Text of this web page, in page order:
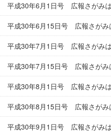
平成30年6月1日号 広報さがみは
平成30年6月15日号 広報さがみ
平成30年7月1日号 広報さがみは
平成30年7月15日号 広報さがみ
平成30年8月1日号 広報さがみは
平成30年8月15日号 広報さがみ
平成30年9月1日号 広報さがみは